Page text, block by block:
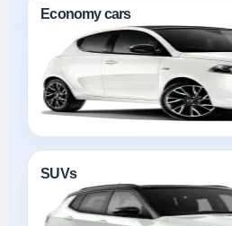
Economy cars
SUVs